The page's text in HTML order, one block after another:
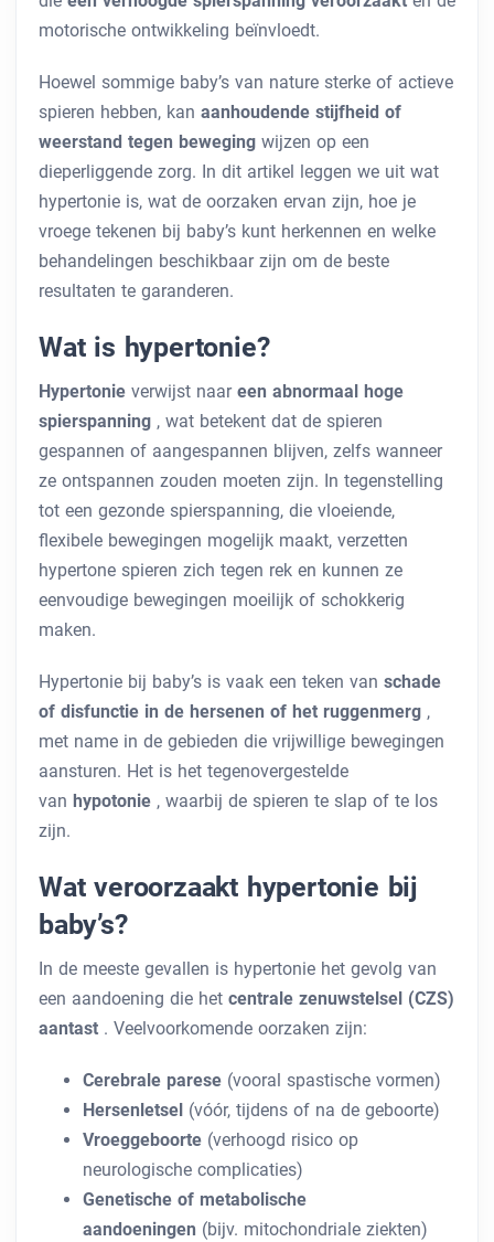
motorische ontwikkeling beïnvloedt.
Hoewel sommige baby’s van nature sterke of actieve
spieren hebben, kan aanhoudende stijfheid of
weerstand tegen beweging wijzen op een
dieperliggende zorg. In dit artikel leggen we uit wat
hypertonie is, wat de oorzaken ervan zijn, hoe je
vroege tekenen bij baby’s kunt herkennen en welke
behandelingen beschikbaar zijn om de beste
resultaten te garanderen.
Wat is hypertonie?
Hypertonie verwijst naar een abnormaal hoge
spierspanning , wat betekent dat de spieren
gespannen of aangespannen blijven, zelfs wanneer
ze ontspannen zouden moeten zijn. In tegenstelling
tot een gezonde spierspanning, die vloeiende,
flexibele bewegingen mogelijk maakt, verzetten
hypertone spieren zich tegen rek en kunnen ze
eenvoudige bewegingen moeilijk of schokkerig
maken.
Hypertonie bij baby’s is vaak een teken van schade
of disfunctie in de hersenen of het ruggenmerg ,
met name in de gebieden die vrijwillige bewegingen
aansturen. Het is het tegenovergestelde
van hypotonie , waarbij de spieren te slap of te los
zijn.
Wat veroorzaakt hypertonie bij
baby’s?
In de meeste gevallen is hypertonie het gevolg van
een aandoening die het centrale zenuwstelsel (CZS)
aantast . Veelvoorkomende oorzaken zijn:
Cerebrale parese (vooral spastische vormen)
Hersenletsel (vóór, tijdens of na de geboorte)
Vroeggeboorte (verhoogd risico op
neurologische complicaties)
Genetische of metabolische
aandoeningen (bijv. mitochondriale ziekten)